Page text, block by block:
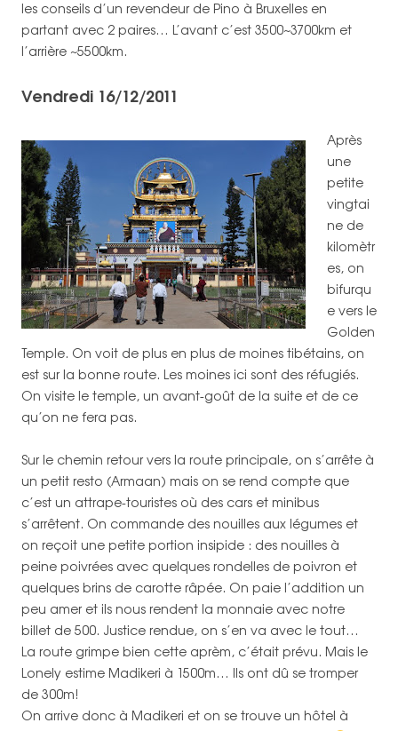
les conseils d’un revendeur de Pino à Bruxelles en
partant avec 2 paires… L’avant c’est 3500~3700km et
l’arrière ~5500km.
Vendredi 16/12/2011
Après
une
petite
vingtai
ne de
kilomètr
es, on
bifurqu
e vers le
Golden
Temple. On voit de plus en plus de moines tibétains, on
est sur la bonne route. Les moines ici sont des réfugiés.
On visite le temple, un avant-goût de la suite et de ce
qu’on ne fera pas.
Sur le chemin retour vers la route principale, on s’arrête à
un petit resto (Armaan) mais on se rend compte que
c’est un attrape-touristes où des cars et minibus
s’arrêtent. On commande des nouilles aux légumes et
on reçoit une petite portion insipide : des nouilles à
peine poivrées avec quelques rondelles de poivron et
quelques brins de carotte râpée. On paie l’addition un
peu amer et ils nous rendent la monnaie avec notre
billet de 500. Justice rendue, on s’en va avec le tout…
La route grimpe bien cette aprèm, c’était prévu. Mais le
Lonely estime Madikeri à 1500m… Ils ont dû se tromper
de 300m!
On arrive donc à Madikeri et on se trouve un hôtel à